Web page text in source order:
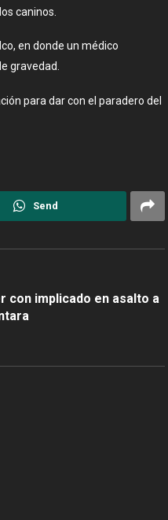
caninos.
en donde un médico
gravedad.
para dar con el paradero del
Send
con implicado en asalto a